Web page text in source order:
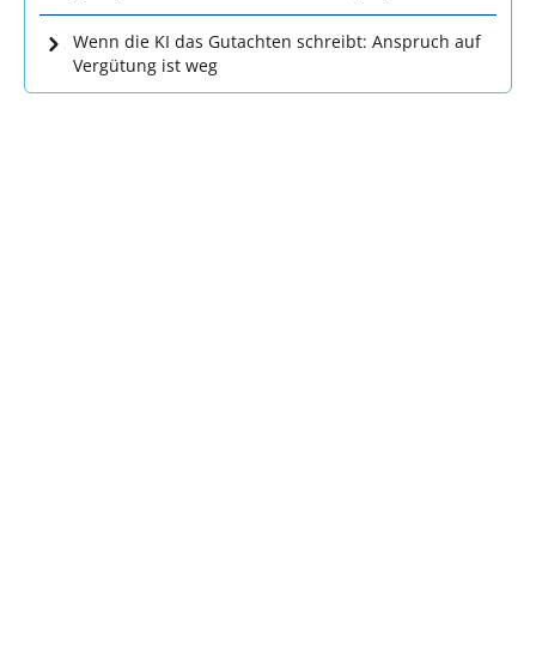
Wenn die KI das Gutachten schreibt: Anspruch auf
Vergütung ist weg